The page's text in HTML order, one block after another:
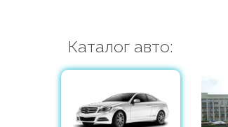
Каталог авто: